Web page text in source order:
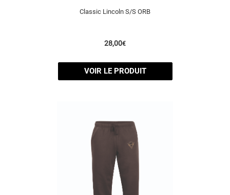
Classic Lincoln S/S ORB
28,00€
VOIR LE PRODUIT